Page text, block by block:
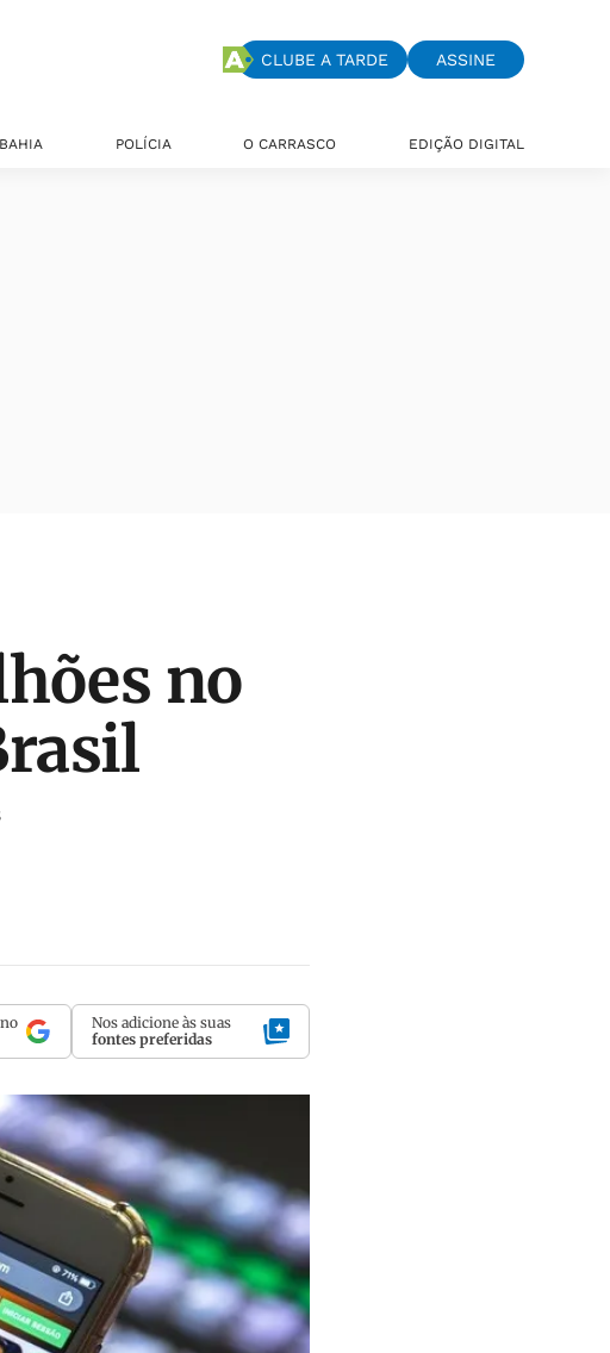
CLUBE A TARDE ASSINE
BAHIA POLÍCIA O CARRASCO EDIÇÃO DIGITAL
no
no
Nos adicione às suas
fontes preferidas